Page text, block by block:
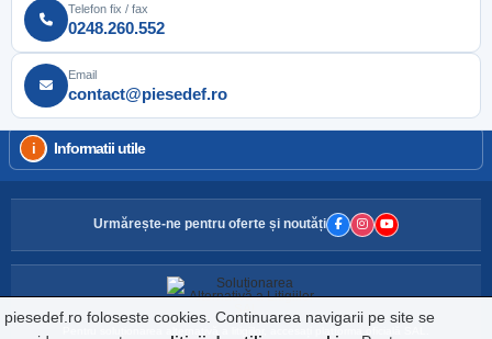
Telefon fix / fax
0248.260.552
Email
contact@piesedef.ro
Informatii utile
Urmărește-ne pentru oferte și noutăți
piesedef.ro foloseste cookies. Continuarea navigarii pe site se